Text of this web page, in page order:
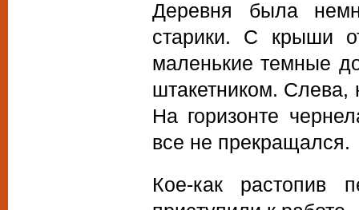
Деревня была
старики. С крыши
маленькие темные
штакетником. Слева,
На горизонте
все не прекращался.
Кое-как растопив